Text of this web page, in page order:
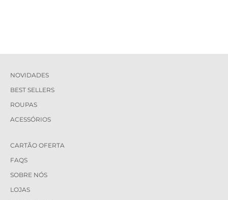
NOVIDADES
BEST SELLERS
ROUPAS
ACESSÓRIOS
CARTÃO OFERTA
FAQS
SOBRE NÓS
LOJAS